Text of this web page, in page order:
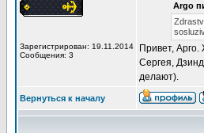
Зарегистрирован: 19.11.2014
Сообщения: 3
Argo
Привет,
Сергея,
делают).
Вернуться к началу